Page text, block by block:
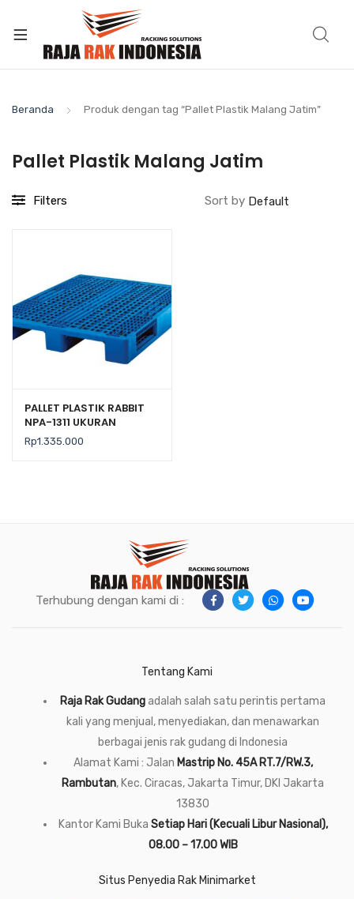
Beranda Produk dengan tag “Pallet Plastik Malang Jatim”
Pallet Plastik Malang Jatim
Filters Sort by
PALLET PLASTIK RABBIT
NPA-1311 UKURAN
130x110x16 CM, JUAL
HARGA BERSAING
Rp1.335.000
Terhubung dengan kami di :
Tentang Kami
Raja Rak Gudangadalah salah satu perintis pertama
kali yang menjual, menyediakan, dan menawarkan
berbagai jenis rak gudang di Indonesia
Alamat Kami : Jalan Mastrip No. 45A RT.7/RW.3,
Rambutan, Kec. Ciracas, Jakarta Timur, DKI Jakarta
13830
Kantor Kami Buka Setiap Hari (Kecuali Libur Nasional),
08.00 – 17.00 WIB
Situs Penyedia Rak Minimarket